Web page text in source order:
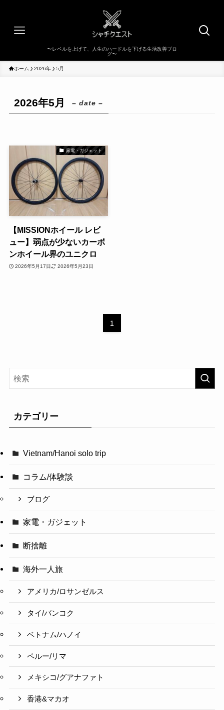
ホーム 2026年 5月
2026年5月 – date –
家電・ガジェット
【MISSIONホイール レビ
ュー】弱点が少ないカーボ
ンホイール界のユニクロ
2026年5月17日 2026年5月23日
1
カテゴリー
Vietnam/Hanoi solo trip
コラム/体験談
ブログ
家電・ガジェット
断捨離
海外一人旅
アメリカ/ロサンゼルス
タイ/バンコク
ベトナム/ハノイ
ペルー/リマ
メキシコ/グアナファト
香港&マカオ